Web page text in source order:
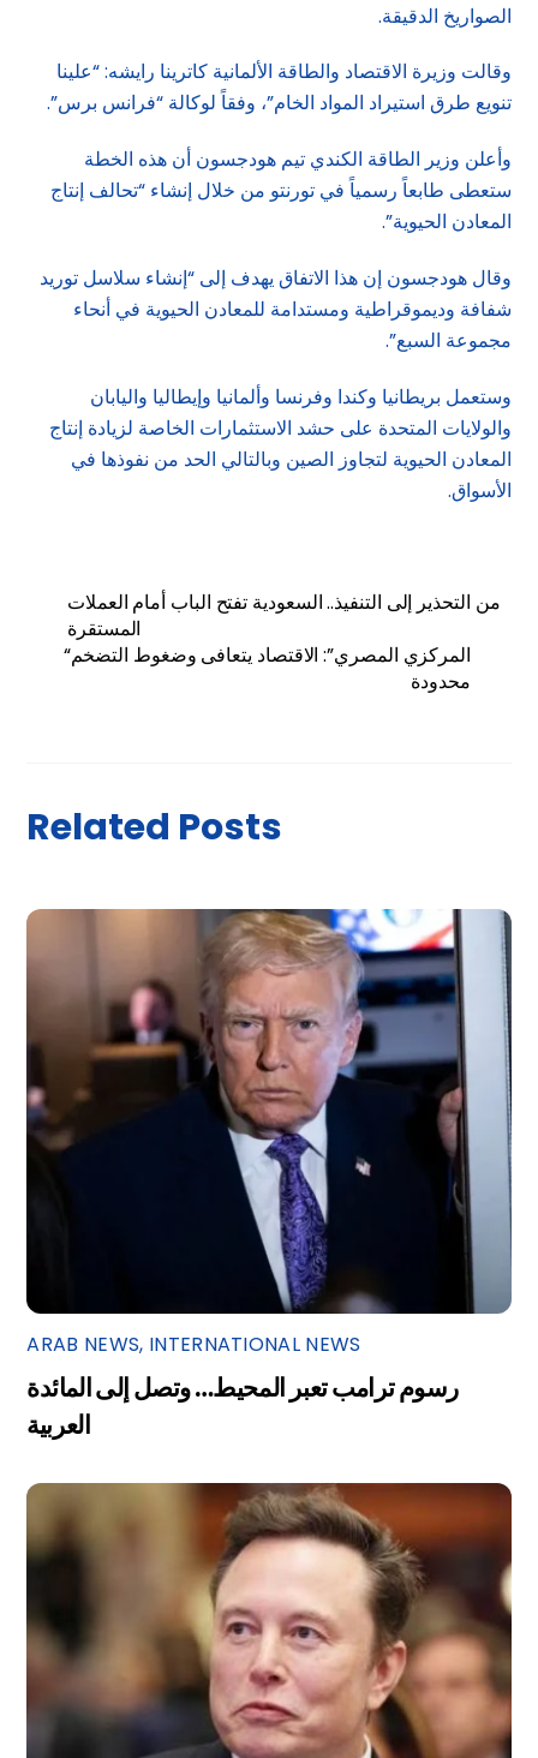
الصواريخ الدقيقة.
وقالت وزيرة الاقتصاد والطاقة الألمانية كاترينا رايشه: “علينا
تنويع طرق استيراد المواد الخام”، وفقاً لوكالة “فرانس برس”.
وأعلن وزير الطاقة الكندي تيم هودجسون أن هذه الخطة
ستعطى طابعاً رسمياً في تورنتو من خلال إنشاء “تحالف إنتاج
المعادن الحيوية”.
وقال هودجسون إن هذا الاتفاق يهدف إلى “إنشاء سلاسل توريد
شفافة وديموقراطية ومستدامة للمعادن الحيوية في أنحاء
مجموعة السبع”.
وستعمل بريطانيا وكندا وفرنسا وألمانيا وإيطاليا واليابان
والولايات المتحدة على حشد الاستثمارات الخاصة لزيادة إنتاج
المعادن الحيوية لتجاوز الصين وبالتالي الحد من نفوذها في
الأسواق.
من التحذير إلى التنفيذ.. السعودية تفتح الباب أمام العملات
المستقرة
“المركزي المصري”: الاقتصاد يتعافى وضغوط التضخم
محدودة
Related Posts
ARAB NEWS, INTERNATIONAL NEWS
رسوم ترامب تعبر المحيط… وتصل إلى المائدة
العربية